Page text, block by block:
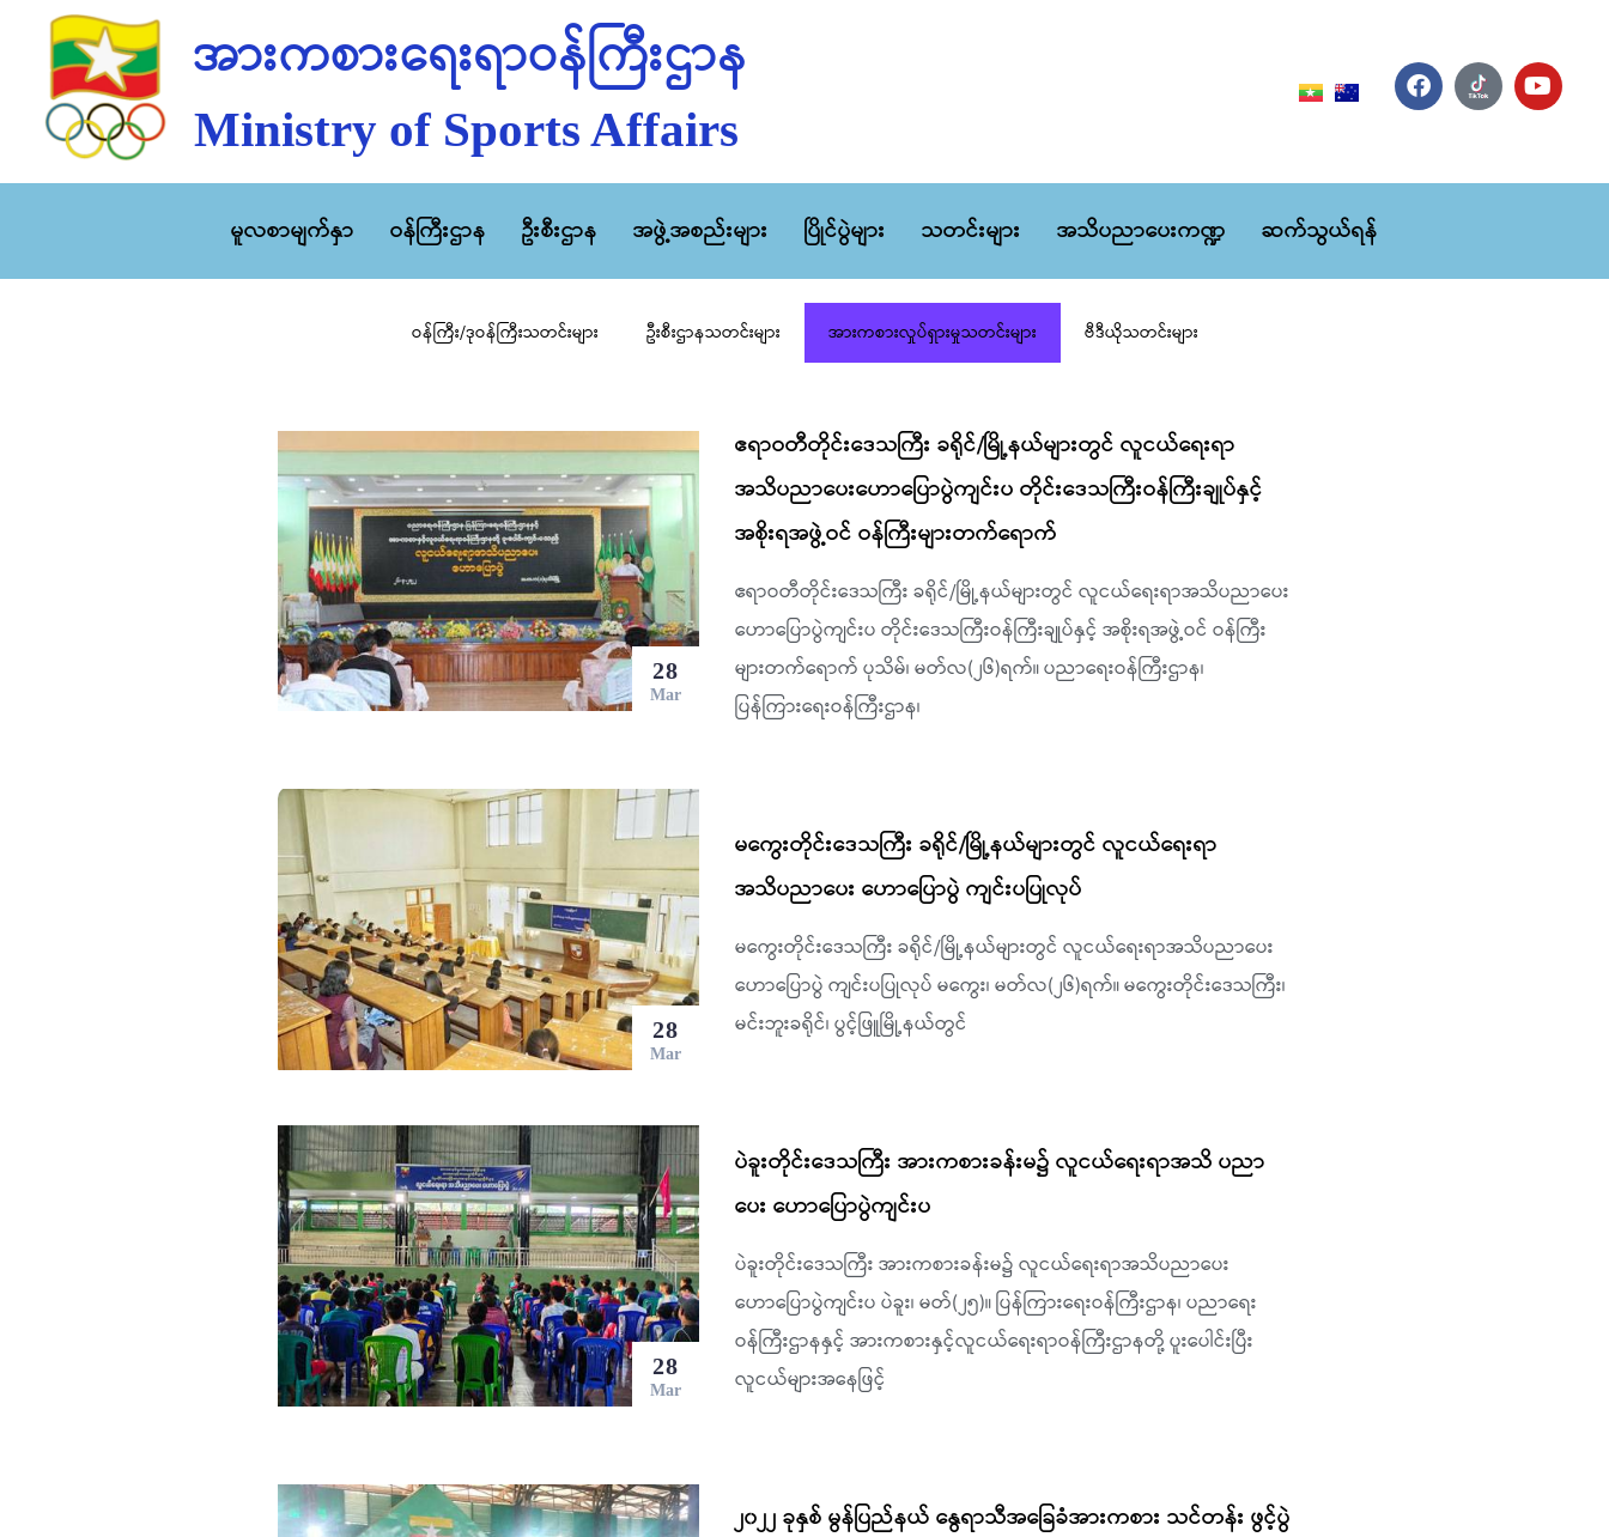
အားကစားရေးရာဝန်ကြီးဌာန
Ministry of Sports Affairs
မူလစာမျက်နှာ ဝန်ကြီးဌာန ဦးစီးဌာန အဖွဲ့အစည်းများ ပြိုင်ပွဲများ သတင်းများ အသိပညာပေးကဏ္ဍ ဆက်သွယ်ရန်
ဝန်ကြီး/ဒုဝန်ကြီးသတင်းများ ဦးစီးဌာနသတင်းများ အားကစားလှုပ်ရှားမှုသတင်းများ ဗီဒီယိုသတင်းများ
28
Mar
ဧရာဝတီတိုင်းဒေသကြီး ခရိုင်/မြို့နယ်များတွင် လူငယ်ရေးရာ
အသိပညာပေးဟောပြောပွဲကျင်းပ တိုင်းဒေသကြီးဝန်ကြီးချုပ်နှင့်
အစိုးရအဖွဲ့ဝင် ဝန်ကြီးများတက်ရောက်
ဧရာဝတီတိုင်းဒေသကြီး ခရိုင်/မြို့နယ်များတွင် လူငယ်ရေးရာအသိပညာပေး
ဟောပြောပွဲကျင်းပ တိုင်းဒေသကြီးဝန်ကြီးချုပ်နှင့် အစိုးရအဖွဲ့ဝင် ဝန်ကြီး
များတက်ရောက် ပုသိမ်၊ မတ်လ(၂၆)ရက်။ ပညာရေးဝန်ကြီးဌာန၊
ပြန်ကြားရေးဝန်ကြီးဌာန၊
28
Mar
မကွေးတိုင်းဒေသကြီး ခရိုင်/မြို့နယ်များတွင် လူငယ်ရေးရာ
အသိပညာပေး ဟောပြောပွဲ ကျင်းပပြုလုပ်
မကွေးတိုင်းဒေသကြီး ခရိုင်/မြို့နယ်များတွင် လူငယ်ရေးရာအသိပညာပေး
ဟောပြောပွဲ ကျင်းပပြုလုပ် မကွေး၊ မတ်လ(၂၆)ရက်။ မကွေးတိုင်းဒေသကြီး၊
မင်းဘူးခရိုင်၊ ပွင့်ဖြူမြို့နယ်တွင်
28
Mar
ပဲခူးတိုင်းဒေသကြီး အားကစားခန်းမ၌ လူငယ်ရေးရာအသိ ပညာ
ပေး ဟောပြောပွဲကျင်းပ
ပဲခူးတိုင်းဒေသကြီး အားကစားခန်းမ၌ လူငယ်ရေးရာအသိပညာပေး
ဟောပြောပွဲကျင်းပ ပဲခူး၊ မတ်(၂၅)။ ပြန်ကြားရေးဝန်ကြီးဌာန၊ ပညာရေး
ဝန်ကြီးဌာနနှင့် အားကစားနှင့်လူငယ်ရေးရာဝန်ကြီးဌာနတို့ ပူးပေါင်းပြီး
လူငယ်များအနေဖြင့်
၂၀၂၂ ခုနှစ် မွန်ပြည်နယ် နွေရာသီအခြေခံအားကစား သင်တန်း ဖွင့်ပွဲ